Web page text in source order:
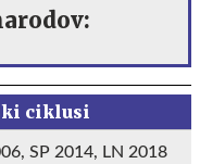
ciklusi
SP 2014, LN 2018